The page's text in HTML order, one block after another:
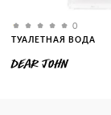
0
ТУАЛЕТНАЯ ВОДА
DEAR JOHN